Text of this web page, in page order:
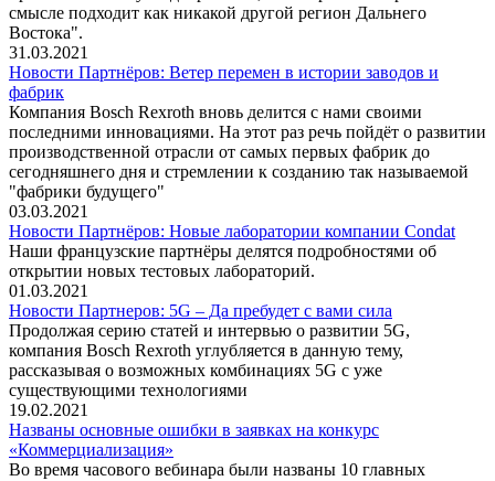
смысле подходит как никакой другой регион Дальнего
Востока".
31.03.2021
Новости Партнёров: Ветер перемен в истории заводов и
фабрик
Компания Bosch Rexroth вновь делится с нами своими
последними инновациями. На этот раз речь пойдёт о развитии
производственной отрасли от самых первых фабрик до
сегодняшнего дня и стремлении к созданию так называемой
"фабрики будущего"
03.03.2021
Новости Партнёров: Новые лаборатории компании Condat
Наши французские партнёры делятся подробностями об
открытии новых тестовых лабораторий.
01.03.2021
Новости Партнеров: 5G – Да пребудет с вами сила
Продолжая серию статей и интервью о развитии 5G,
компания Bosch Rexroth углубляется в данную тему,
рассказывая о возможных комбинациях 5G c уже
существующими технологиями
19.02.2021
Названы основные ошибки в заявках на конкурс
«Коммерциализация»
Во время часового вебинара были названы 10 главных